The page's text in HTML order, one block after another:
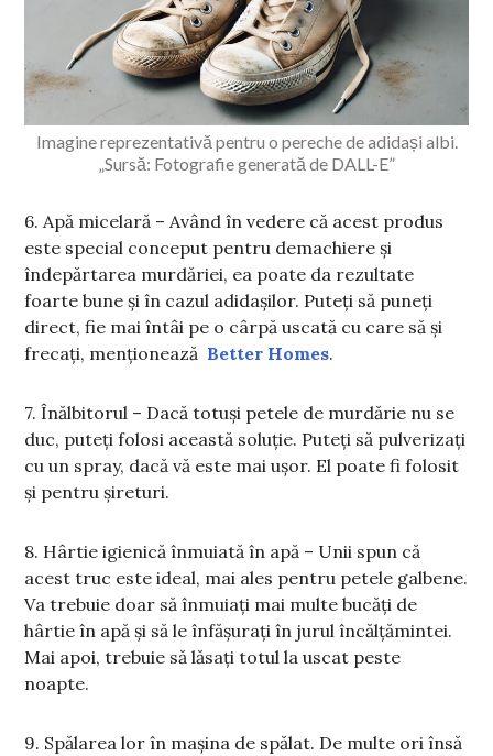
Imagine reprezentativă pentru o pereche de adidași albi.
„Sursă: Fotografie generată de DALL-E”
6. Apă micelară – Având în vedere că acest produs
este special conceput pentru demachiere și
îndepărtarea murdăriei, ea poate da rezultate
foarte bune și în cazul adidașilor. Puteți să puneți
direct, fie mai întâi pe o cârpă uscată cu care să și
frecați, menționează Better Homes.
7. Înălbitorul – Dacă totuși petele de murdărie nu se
duc, puteți folosi această soluție. Puteți să pulverizați
cu un spray, dacă vă este mai ușor. El poate fi folosit
și pentru șireturi.
8. Hârtie igienică înmuiată în apă – Unii spun că
acest truc este ideal, mai ales pentru petele galbene.
Va trebuie doar să înmuiați mai multe bucăți de
hârtie în apă și să le înfășurați în jurul încălțămintei.
Mai apoi, trebuie să lăsați totul la uscat peste
noapte.
9. Spălarea lor în mașina de spălat. De multe ori însă